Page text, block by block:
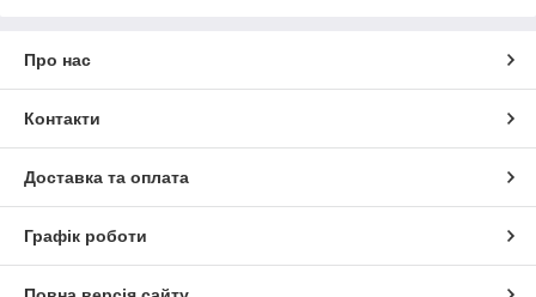
Про нас
Контакти
Доставка та оплата
Графік роботи